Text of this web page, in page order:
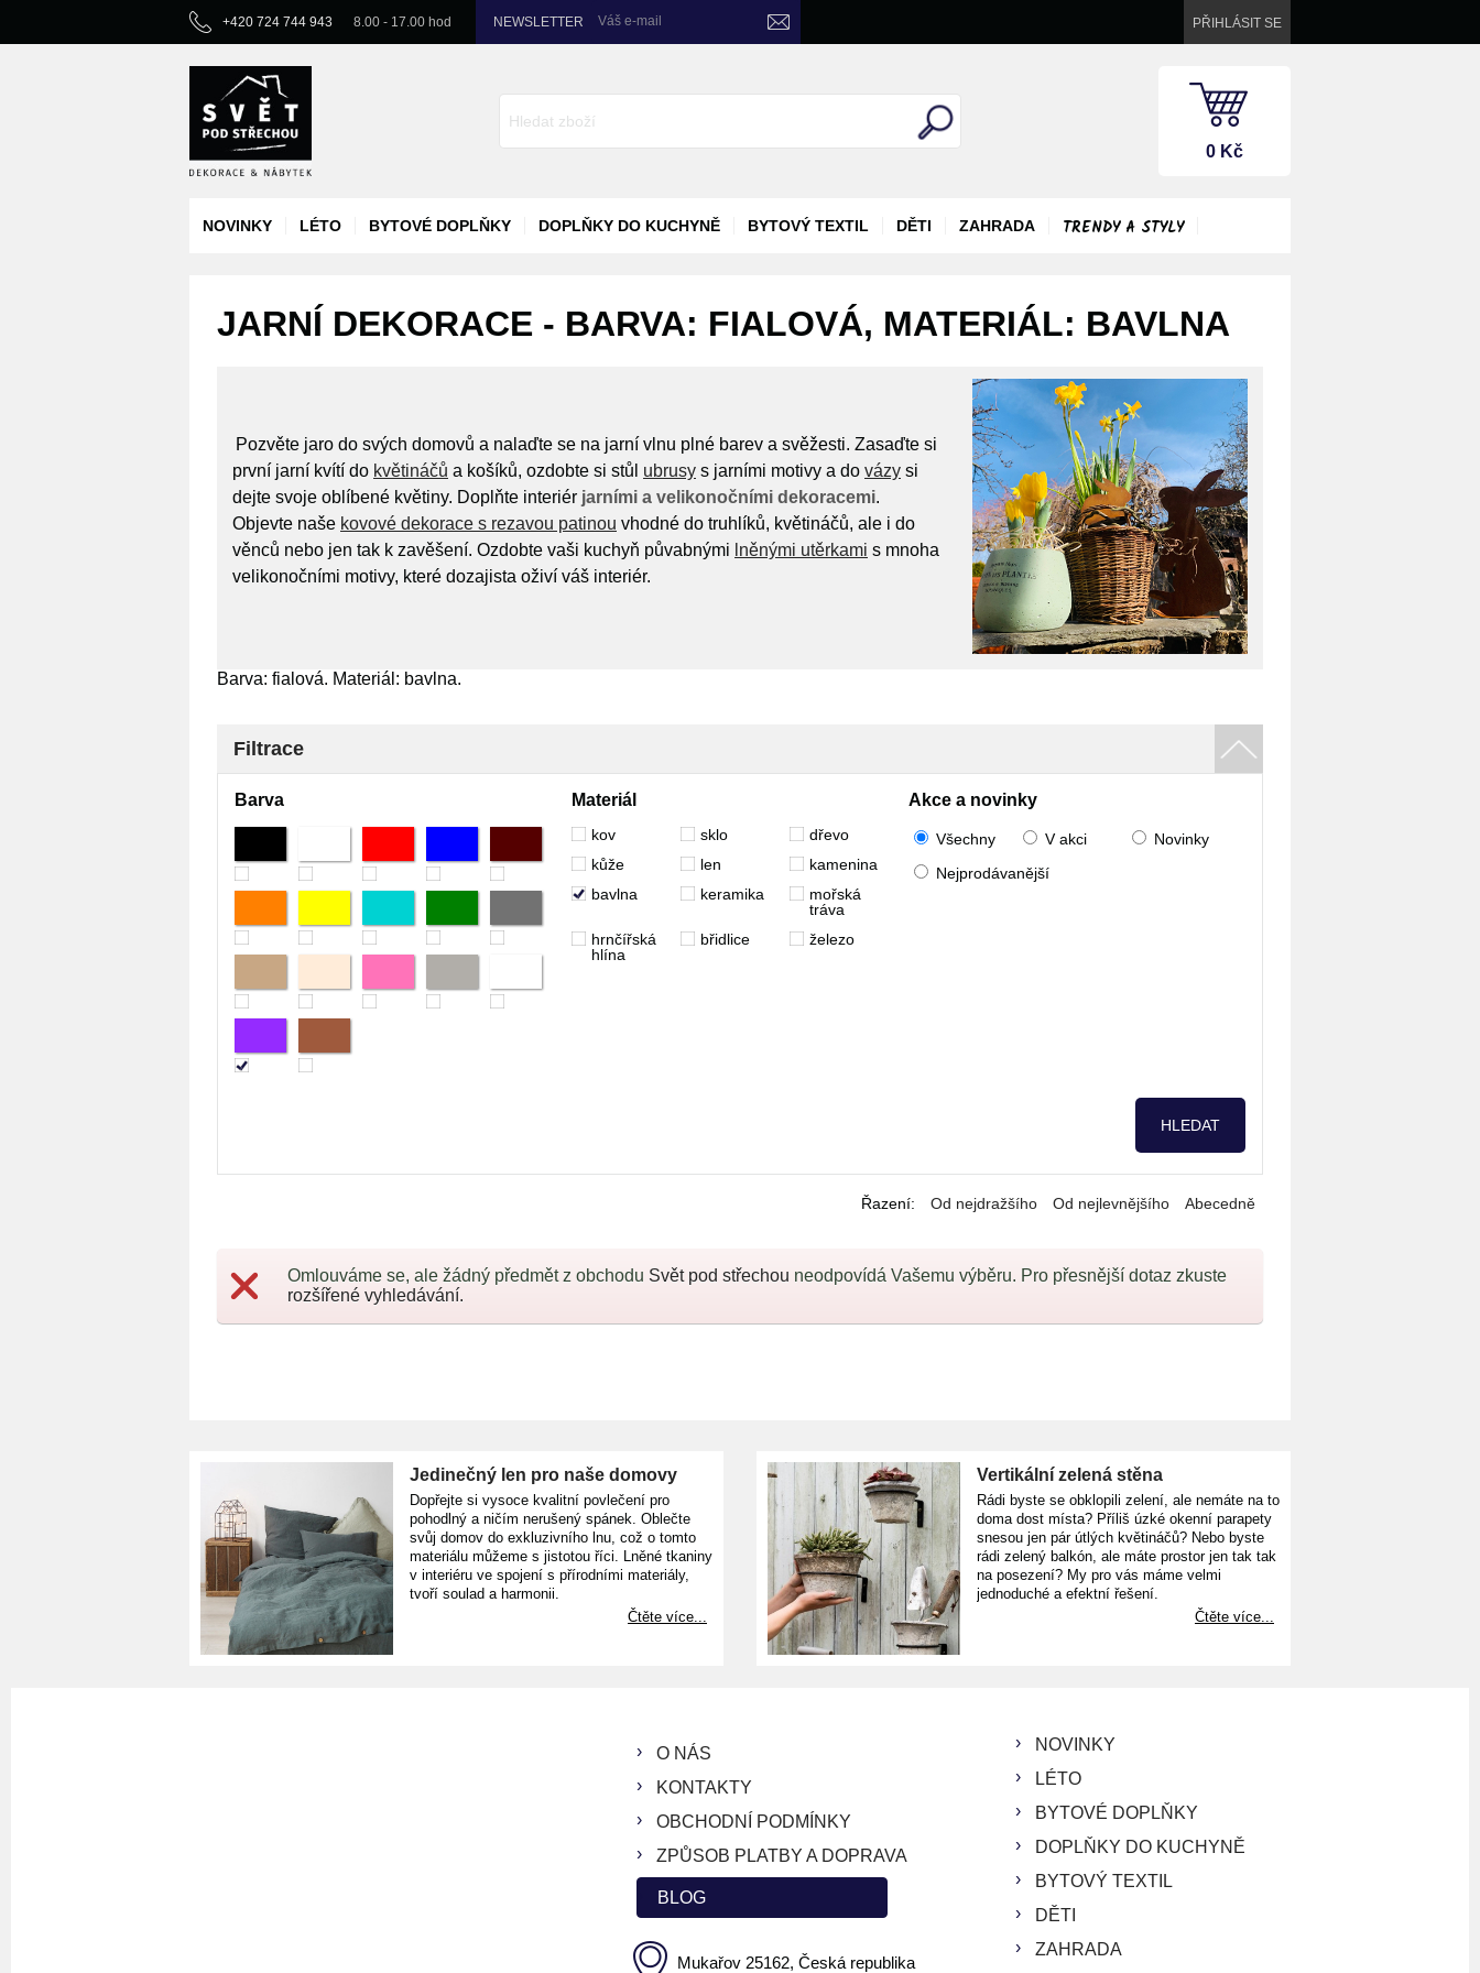
+420 724 744 943 8.00 - 17.00 hod NEWSLETTER Váš e-mail PŘIHLÁSIT SE
0 Kč
NOVINKY LÉTO BYTOVÉ DOPLŇKY DOPLŇKY DO KUCHYNĚ BYTOVÝ TEXTIL DĚTI ZAHRADA TRENDY A STYLY
JARNÍ DEKORACE - BARVA: FIALOVÁ, MATERIÁL: BAVLNA
Pozvěte jaro do svých domovů a nalaďte se na jarní vlnu plné barev a svěžesti. Zasaďte si
první jarní kvítí do květináčů a košíků, ozdobte si stůl ubrusy s jarními motivy a do vázy si
dejte svoje oblíbené květiny. Doplňte interiér jarními a velikonočními dekoracemi.
Objevte naše kovové dekorace s rezavou patinou vhodné do truhlíků, květináčů, ale i do
věnců nebo jen tak k zavěšení. Ozdobte vaši kuchyň půvabnými lněnými utěrkami s mnoha
velikonočními motivy, které dozajista oživí váš interiér.
Barva: fialová. Materiál: bavlna.
Filtrace
Barva Materiál
kov sklo
dřevo
kůže
len
kamenina
bavlna
keramika
mořská
tráva
hrnčířská
hlína
břidlice železo
Akce a novinky
Všechny V akci
Novinky
Nejprodávanější
Řazení: Od nejdražšího Od nejlevnějšího Abecedně
Omlouváme se, ale žádný předmět z obchodu Svět pod střechou neodpovídá Vašemu výběru. Pro přesnější dotaz zkuste
rozšířené vyhledávání.
Jedinečný len pro naše domovy
Dopřejte si vysoce kvalitní povlečení pro
pohodlný a ničím nerušený spánek. Oblečte
svůj domov do exkluzivního lnu, což o tomto
materiálu můžeme s jistotou říci. Lněné tkaniny
v interiéru ve spojení s přírodními materiály,
tvoří soulad a harmonii.
Čtěte více...
Vertikální zelená stěna
Rádi byste se obklopili zelení, ale nemáte na to
doma dost místa? Příliš úzké okenní parapety
snesou jen pár útlých květináčů? Nebo byste
rádi zelený balkón, ale máte prostor jen tak tak
na posezení? My pro vás máme velmi
jednoduché a efektní řešení.
Čtěte více...
O NÁS
KONTAKTY
OBCHODNÍ PODMÍNKY
ZPŮSOB PLATBY A DOPRAVA
BLOG
Mukařov 25162, Česká republika
NOVINKY
LÉTO
BYTOVÉ DOPLŇKY
DOPLŇKY DO KUCHYNĚ
BYTOVÝ TEXTIL
DĚTI
ZAHRADA